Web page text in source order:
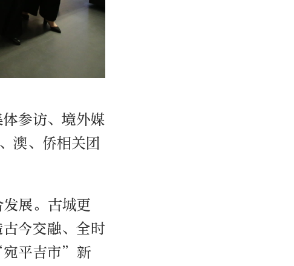
参访、境外媒
澳、侨相关团
展。古城更
今交融、全时
宛平吉市”新